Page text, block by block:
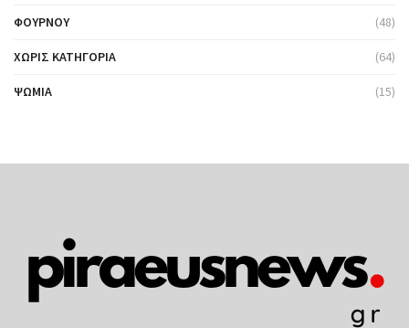
ΦΟΎΡΝΟΥ (48)
ΧΩΡΊΣ ΚΑΤΗΓΟΡΊΑ (64)
ΨΩΜΙΆ (15)